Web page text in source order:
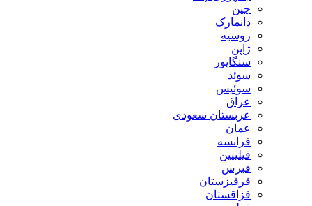
چین
دانمارک
روسیه
ژاپن
سنگاپور
سوئد
سوئیس
عراق
عربستان سعودی
عمان
فرانسه
فیلیپین
قبرس
قرقیزستان
قزاقستان